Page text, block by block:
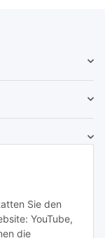
Sie den
YouTube,
die